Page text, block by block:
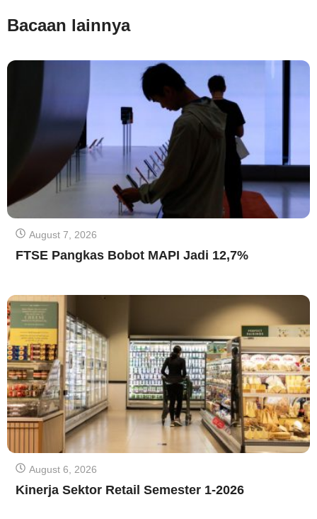
Bacaan lainnya
August 7, 2026
FTSE Pangkas Bobot MAPI Jadi 12,7%
August 6, 2026
Kinerja Sektor Retail Semester 1-2026